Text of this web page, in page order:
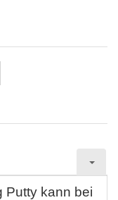
Putty kann bei